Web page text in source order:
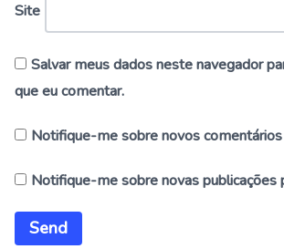
Site
Salvar meus dados neste navegador
que eu comentar.
Notifique-me sobre novos
Notifique-me sobre novas publicações